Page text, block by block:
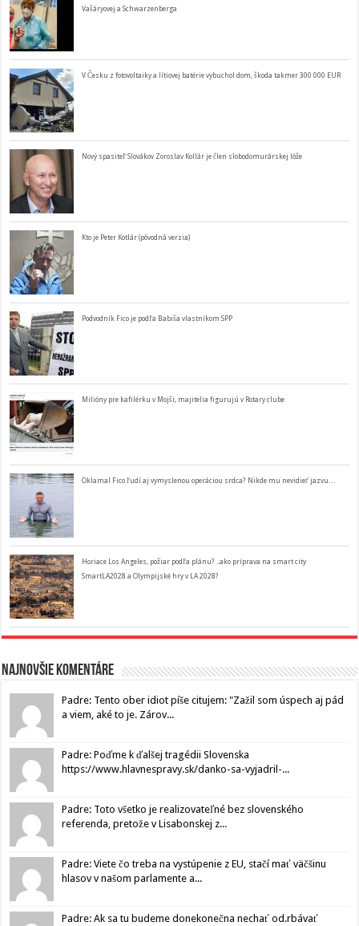
Vašáryovej a Schwarzenberga
V Česku z fotovoltaiky a lítiovej batérie vybuchol dom, škoda takmer 300 000 EUR
Nový spasiteľ Slovákov Zoroslav Kollár je člen slobodomurárskej lóže
Kto je Peter Kotlár (pôvodná verzia)
Podvodník Fico je podľa Babiša vlastníkom SPP
Milióny pre kafilérku v Mojši, majitelia figurujú v Rotary clube
Oklamal Fico ľudí aj vymyslenou operáciou srdca? Nikde mu nevidieť jazvu…
Horiace Los Angeles, požiar podľa plánu? ..ako príprava na smart city
SmartLA2028 a Olympijské hry v LA 2028?
Najnovšie komentáre
Padre: Tento ober idiot píše citujem: "Zažil som úspech aj pád
a viem, aké to je. Zárov...
Padre: Poďme k ďalšej tragédii Slovenska
https://www.hlavnespravy.sk/danko-sa-vyjadril-...
Padre: Toto všetko je realizovateľné bez slovenského
referenda, pretože v Lisabonskej z...
Padre: Viete čo treba na vystúpenie z EU, stačí mať väčšinu
hlasov v našom parlamente a...
Padre: Ak sa tu budeme donekonečna nechať od.rbávať